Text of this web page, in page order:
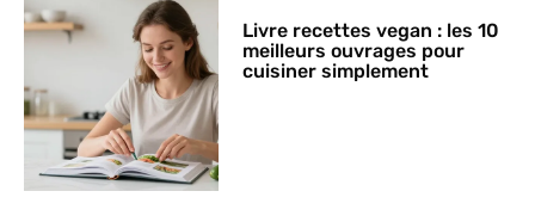
Livre recettes vegan : les 10
meilleurs ouvrages pour
cuisiner simplement